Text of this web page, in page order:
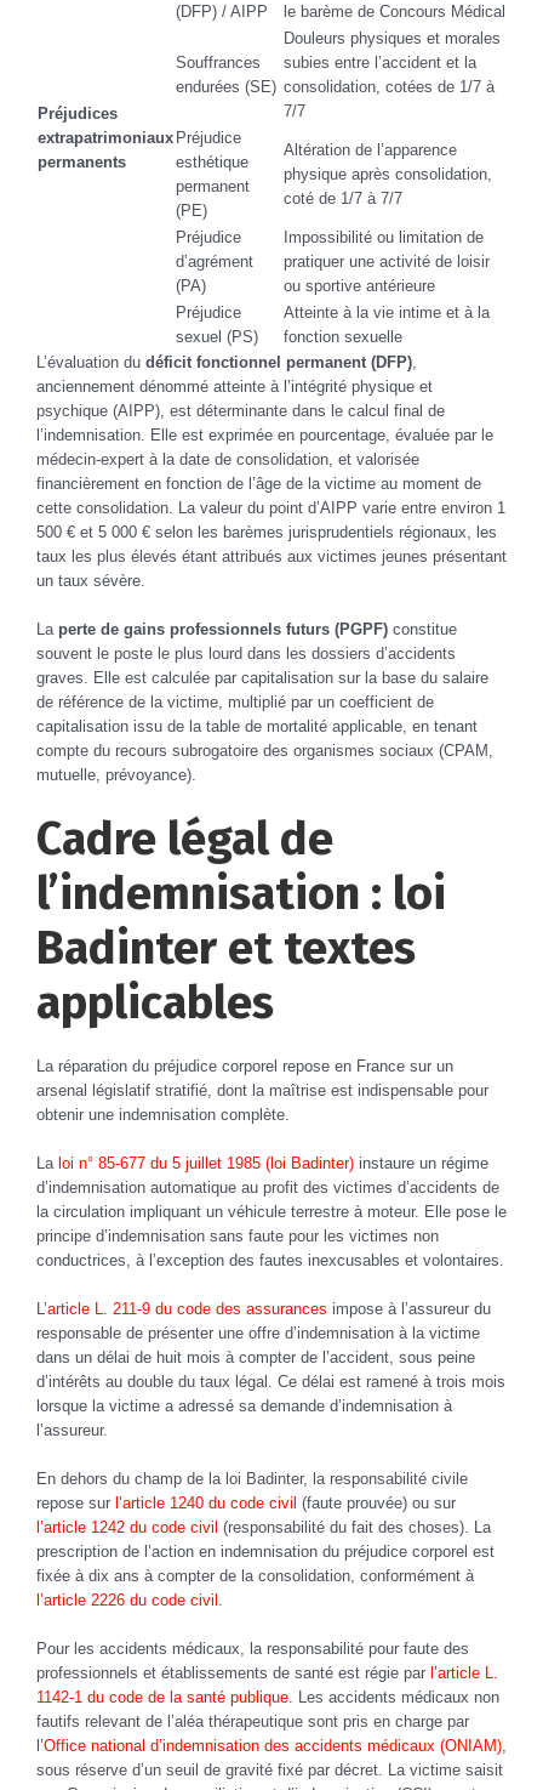
Préjudices
extrapatrimoniaux
permanents
(DFP) / AIPP
le barème de Concours Médical
Souffrances
endurées (SE)
Douleurs physiques et morales
subies entre l’accident et la
consolidation, cotées de 1/7 à
7/7
Préjudice
esthétique
permanent
(PE)
Altération de l’apparence
physique après consolidation,
coté de 1/7 à 7/7
Préjudice
d’agrément
(PA)
Impossibilité ou limitation de
pratiquer une activité de loisir
ou sportive antérieure
Préjudice
sexuel (PS)
Atteinte à la vie intime et à la
fonction sexuelle
L’évaluation du déficit fonctionnel permanent (DFP)
anciennement dénommé atteinte à l’intégrité physique et
psychique (AIPP), est déterminante dans le calcul final de
l’indemnisation. Elle est exprimée en pourcentage, évaluée par le
médecin-expert à la date de consolidation, et valorisée
financièrement en fonction de l’âge de la victime au moment de
cette consolidation. La valeur du point d’AIPP varie entre environ 1
500 € et 5 000 € selon les barèmes jurisprudentiels régionaux, les
taux les plus élevés étant attribués aux victimes jeunes présentant
un taux sévère.
La perte de gains professionnels futurs (PGPF) constitue
souvent le poste le plus lourd dans les dossiers d’accidents
graves. Elle est calculée par capitalisation sur la base du salaire
de référence de la victime, multiplié par un coefficient de
capitalisation issu de la table de mortalité applicable, en tenant
compte du recours subrogatoire des organismes sociaux (CPAM,
mutuelle, prévoyance).
Cadre légal de
l’indemnisation : loi
Badinter et textes
applicables
La réparation du préjudice corporel repose en France sur un
arsenal législatif stratifié, dont la maîtrise est indispensable pour
obtenir une indemnisation complète.
La loi n° 85-677 du 5 juillet 1985 (loi Badinter) instaure un régime
d’indemnisation automatique au profit des victimes d’accidents de
la circulation impliquant un véhicule terrestre à moteur. Elle pose le
principe d’indemnisation sans faute pour les victimes non
conductrices, à l’exception des fautes inexcusables et volontaires.
L’article L. 211-9 du code des assurances impose à l’assureur du
responsable de présenter une offre d’indemnisation à la victime
dans un délai de huit mois à compter de l’accident, sous peine
d’intérêts au double du taux légal. Ce délai est ramené à trois mois
lorsque la victime a adressé sa demande d’indemnisation à
l’assureur.
En dehors du champ de la loi Badinter, la responsabilité civile
repose sur l’article 1240 du code civil (faute prouvée) ou sur
l’article 1242 du code civil (responsabilité du fait des choses). La
prescription de l’action en indemnisation du préjudice corporel est
fixée à dix ans à compter de la consolidation, conformément à
l’article 2226 du code civil
Pour les accidents médicaux, la responsabilité pour faute des
professionnels et établissements de santé est régie par l’article L.
1142-1 du code de la santé publique . Les accidents médicaux non
fautifs relevant de l’aléa thérapeutique sont pris en charge par
l’Office national d’indemnisation des accidents médicaux (ONIAM)
sous réserve d’un seuil de gravité fixé par décret. La victime saisit